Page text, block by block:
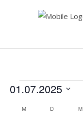
01.07.2025
Kalender
MMONTAG D DIENSTAGM